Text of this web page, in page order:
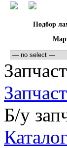
Подбор
Б/у